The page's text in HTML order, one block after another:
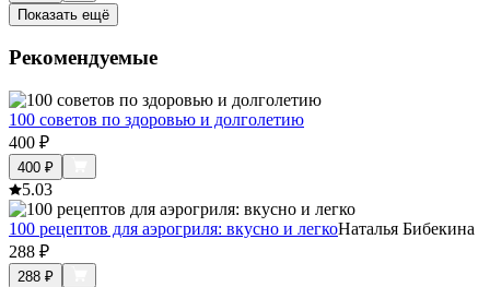
Показать ещё
Рекомендуемые
100 советов по здоровью и долголетию
400 ₽
400 ₽
5.03
100 рецептов для аэрогриля: вкусно и легкоНаталья Бибекина
288 ₽
288 ₽